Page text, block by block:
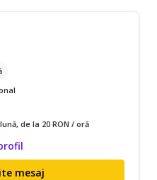
de la 20 RON / oră
mesaj